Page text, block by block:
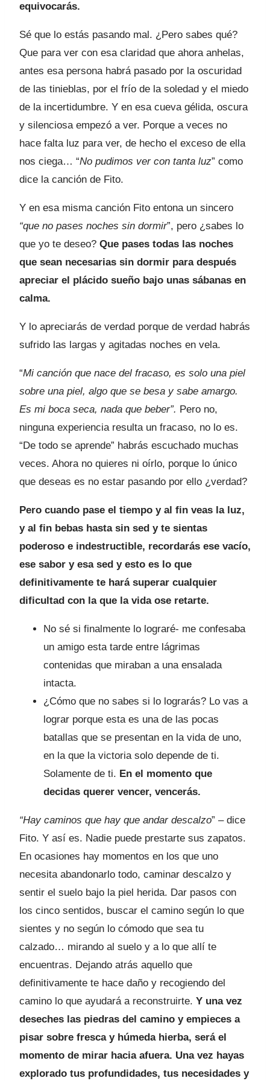
equivocarás.
Sé que lo estás pasando mal. ¿Pero sabes qué?
Que para ver con esa claridad que ahora anhelas,
antes esa persona habrá pasado por la oscuridad
de las tinieblas, por el frío de la soledad y el miedo
de la incertidumbre. Y en esa cueva gélida, oscura
y silenciosa empezó a ver. Porque a veces no
hace falta luz para ver, de hecho el exceso de ella
nos ciega… “No pudimos ver con tanta luz” como
dice la canción de Fito.
Y en esa misma canción Fito entona un sincero
“que no pases noches sin dormir”, pero ¿sabes lo
que yo te deseo? Que pases todas las noches
que sean necesarias sin dormir para después
apreciar el plácido sueño bajo unas sábanas en
calma.
Y lo apreciarás de verdad porque de verdad habrás
sufrido las largas y agitadas noches en vela.
“Mi canción que nace del fracaso, es solo una piel
sobre una piel, algo que se besa y sabe amargo.
Es mi boca seca, nada que beber”. Pero no,
ninguna experiencia resulta un fracaso, no lo es.
“De todo se aprende” habrás escuchado muchas
veces. Ahora no quieres ni oírlo, porque lo único
que deseas es no estar pasando por ello ¿verdad?
Pero cuando pase el tiempo y al fin veas la luz,
y al fin bebas hasta sin sed y te sientas
poderoso e indestructible, recordarás ese vacío,
ese sabor y esa sed y esto es lo que
definitivamente te hará superar cualquier
dificultad con la que la vida ose retarte.
No sé si finalmente lo lograré- me confesaba
un amigo esta tarde entre lágrimas
contenidas que miraban a una ensalada
intacta.
¿Cómo que no sabes si lo lograrás? Lo vas a
lograr porque esta es una de las pocas
batallas que se presentan en la vida de uno,
en la que la victoria solo depende de ti.
Solamente de ti. En el momento que
decidas querer vencer, vencerás.
“Hay caminos que hay que andar descalzo” – dice
Fito. Y así es. Nadie puede prestarte sus zapatos.
En ocasiones hay momentos en los que uno
necesita abandonarlo todo, caminar descalzo y
sentir el suelo bajo la piel herida. Dar pasos con
los cinco sentidos, buscar el camino según lo que
sientes y no según lo cómodo que sea tu
calzado… mirando al suelo y a lo que allí te
encuentras. Dejando atrás aquello que
definitivamente te hace daño y recogiendo del
camino lo que ayudará a reconstruirte. Y una vez
deseches las piedras del camino y empieces a
pisar sobre fresca y húmeda hierba, será el
momento de mirar hacia afuera. Una vez hayas
explorado tus profundidades, tus necesidades y